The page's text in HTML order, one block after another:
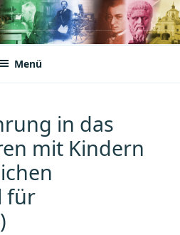
Societies
Menü
in das
mit Kindern
für